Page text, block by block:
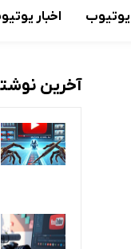
یوتیوب اخبار
آخرین